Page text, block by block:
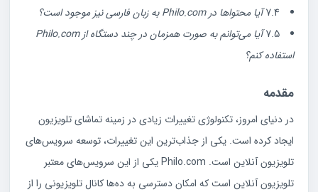
7.4 آیا محتواها در Philo.com به زبان فارسی نیز موجود است؟
7.5
آیا می‌توانم به صورت همزمان در چند دستگاه از Philo.com
استفاده کنم؟
مقدمه
در دنیای امروز، تکنولوژی تغییرات زیادی در زمینه تماشای تلویزیون
ایجاد کرده است. یکی از جذاب‌ترین این تغییرات، توسعه سرویس‌های
تلویزیون آنلاین است. Philo.com یکی از این سرویس‌های معتبر
تلویزیون آنلاین است که امکان دسترسی به ده‌ها کانال تلویزیونی را از